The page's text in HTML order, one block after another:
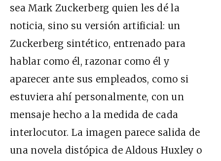
sea Mark Zuckerberg quien les dé la
noticia, sino su versión artificial: un
Zuckerberg sintético, entrenado para
hablar como él, razonar como él y
aparecer ante sus empleados, como si
estuviera ahí personalmente, con un
mensaje hecho a la medida de cada
interlocutor. La imagen parece salida de
una novela distópica de Aldous Huxley o